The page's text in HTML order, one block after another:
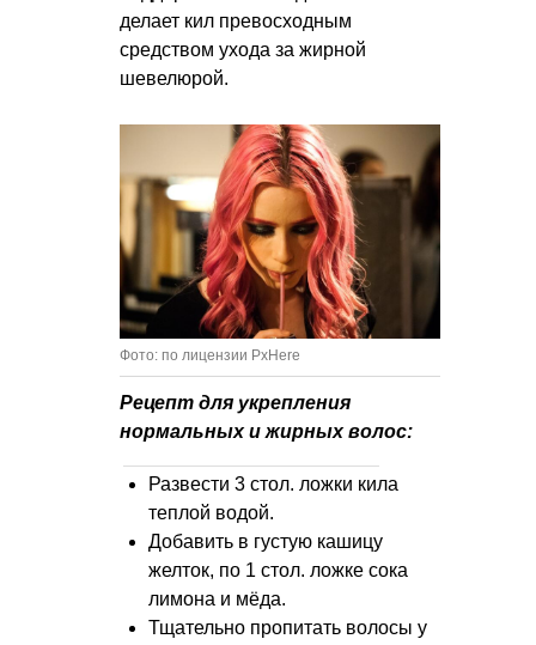
делает кил превосходным
средством ухода за жирной
шевелюрой.
Фото: по лицензии PxHere
Рецепт для укрепления
нормальных и жирных волос:
Развести 3 стол. ложки кила
теплой водой.
Добавить в густую кашицу
желток, по 1 стол. ложке сока
лимона и мёда.
Тщательно пропитать волосы у